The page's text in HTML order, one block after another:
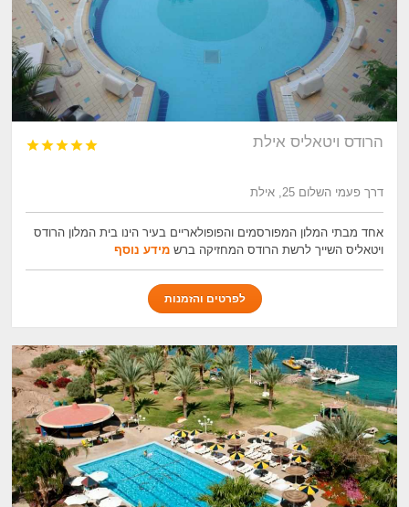
הרודס ויטאליס אילת 




דרך פעמי השלום 25, אילת
אחד מבתי המלון המפורסמים והפופולאריים בעיר הינו בית המלון הרודס
ויטאליס השייך לרשת הרודס המחזיקה ברשמידע נוסף
לפרטים והזמנות